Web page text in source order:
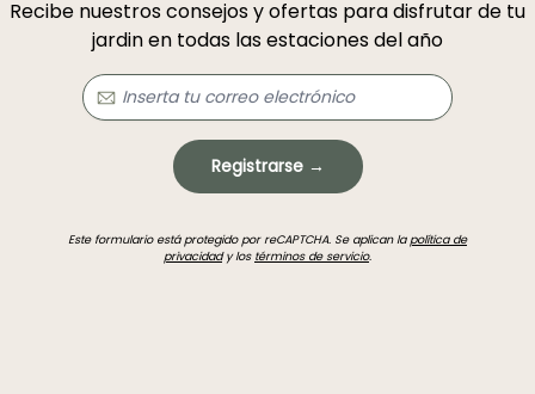
Recibe nuestros consejos y ofertas para disfrutar de tu
jardin en todas las estaciones del año
Registrarse →
Este formulario está protegido por reCAPTCHA. Se aplican lapolítica de
privacidady los términos de servicio.